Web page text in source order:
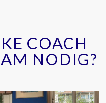
COACH
NODIG?